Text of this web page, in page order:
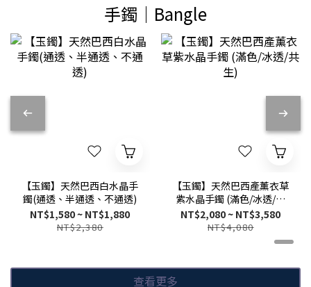
手鐲｜Bangle
【玉鐲】天然巴西白水晶手
鐲(通透、半通透、不通透)
NT$1,580 ~ NT$1,880
NT$2,380
【玉鐲】天然巴西產薰衣草
紫水晶手鐲 (滿色/冰透/共
生)
NT$2,080 ~ NT$3,580
NT$4,080
查看更多